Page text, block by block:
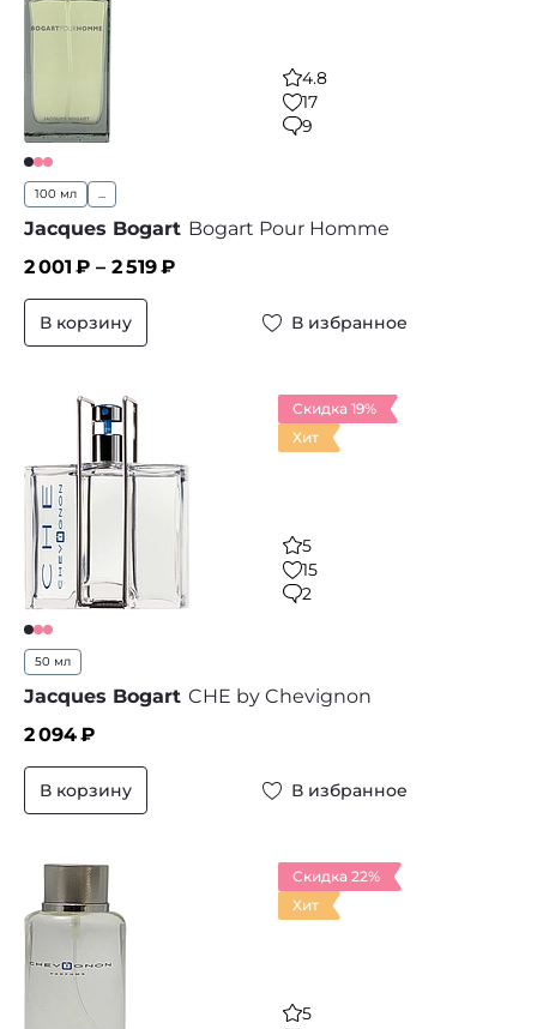
4.8
17
9
100 мл ...
Jacques Bogart Bogart Pour Homme
2 001 ₽ – 2 519₽
В корзину В избранное
Скидка 19%
Хит
5
15
2
50 мл
Jacques Bogart CHE by Chevignon
2 094₽
В корзину В избранное
Скидка 22%
Хит
5